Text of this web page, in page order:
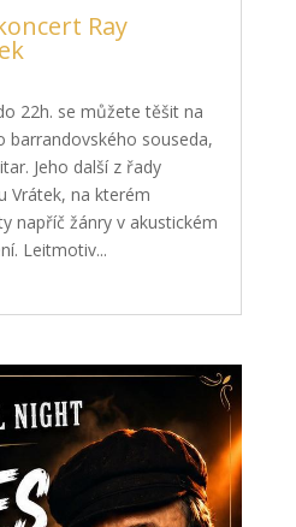
Ray
22h. se můžete těšit na
barrandovského souseda,
Jeho další z řady
Vrátek, na kterém
napříč žánry v akustickém
Leitmotiv...